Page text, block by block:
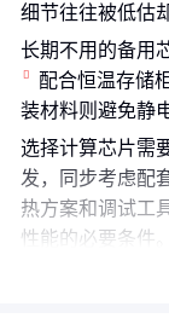
细节往往被低估
长期不用的备用
配合恒温存储
装材料则避免静
选择计算芯片需
发，同步考虑配
热方案和调试工
性能的必要条件